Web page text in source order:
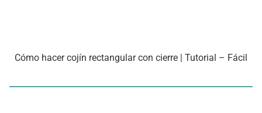
Cómo hacer cojín rectangular con cierre | Tutorial – Fácil